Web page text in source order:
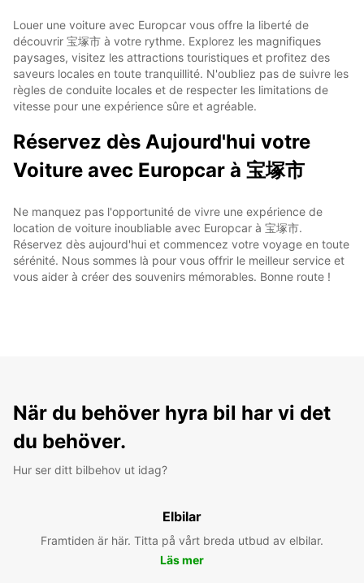
Louer une voiture avec Europcar vous offre la liberté de
découvrir 宝塚市 à votre rythme. Explorez les magnifiques
paysages, visitez les attractions touristiques et profitez des
saveurs locales en toute tranquillité. N'oubliez pas de suivre les
règles de conduite locales et de respecter les limitations de
vitesse pour une expérience sûre et agréable.
Réservez dès Aujourd'hui votre
Voiture avec Europcar à 宝塚市
Ne manquez pas l'opportunité de vivre une expérience de
location de voiture inoubliable avec Europcar à 宝塚市.
Réservez dès aujourd'hui et commencez votre voyage en toute
sérénité. Nous sommes là pour vous offrir le meilleur service et
vous aider à créer des souvenirs mémorables. Bonne route !
När du behöver hyra bil har vi det
du behöver.
Hur ser ditt bilbehov ut idag?
Elbilar
Framtiden är här. Titta på vårt breda utbud av elbilar.
Läs mer